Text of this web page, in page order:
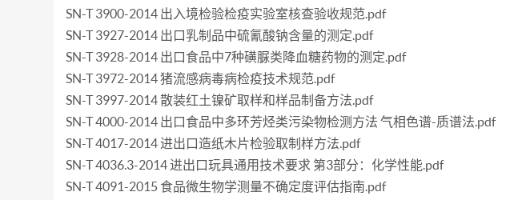
SN-T 3900-2014 出入境检验检疫实验室核查验收规范.pdf
SN-T 3927-2014 出口乳制品中硫氰酸钠含量的测定.pdf
SN-T 3928-2014 出口食品中7种磺脲类降血糖药物的测定.pdf
SN-T 3972-2014 猪流感病毒病检疫技术规范.pdf
SN-T 3997-2014 散装红土镍矿取样和样品制备方法.pdf
SN-T 4000-2014 出口食品中多环芳烃类污染物检测方法 气相色谱-质谱法.pdf
SN-T 4017-2014 进出口造纸木片检验取制样方法.pdf
SN-T 4036.3-2014 进出口玩具通用技术要求 第3部分：化学性能.pdf
SN-T 4091-2015 食品微生物学测量不确定度评估指南.pdf